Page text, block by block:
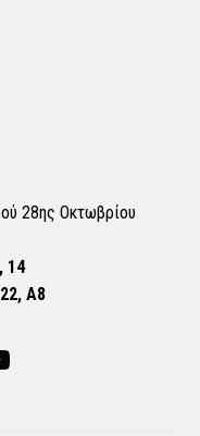
28ης Οκτωβρίου
14
Α8